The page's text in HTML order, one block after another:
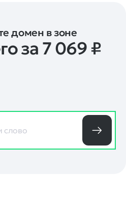
домен в зоне
за 7 069 ₽